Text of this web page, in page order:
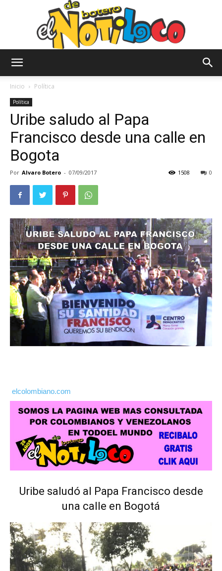
Notiloco
Inicio Política
Política
Uribe saludo al Papa
Francisco desde una calle en
Bogota
Por Alvaro Botero - 07/09/2017 0
1508
elcolombiano.com
Uribe saludó al Papa Francisco desde
una calle en Bogotá